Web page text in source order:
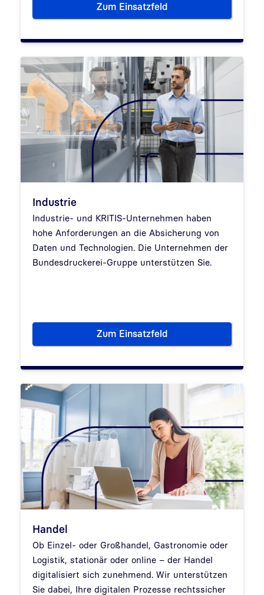
Zum EinsatzfeldHoheitliche Lösungen
Industrie
Industrie- und KRITIS-Unternehmen haben
hohe Anforderungen an die Absicherung von
Daten und Technologien. Die Unternehmen der
Bundesdruckerei-Gruppe unterstützen Sie.
Zum Einsatzfeld
Industrie
Handel
Ob Einzel- oder Großhandel, Gastronomie oder
Logistik, stationär oder online – der Handel
digitalisiert sich zunehmend. Wir unterstützen
Sie dabei, Ihre digitalen Prozesse rechtssicher